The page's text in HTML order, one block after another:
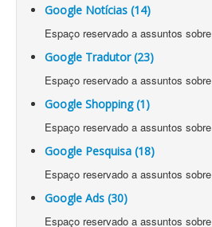
Google Notícias (14)
Espaço reservado a assuntos
Google Tradutor (23)
Espaço reservado a assuntos
Google Shopping (1)
Espaço reservado a assuntos
Google Pesquisa (18)
Espaço reservado a assuntos
Google Ads (30)
Espaço reservado a assuntos